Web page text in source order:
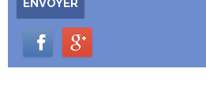
ENVOYER